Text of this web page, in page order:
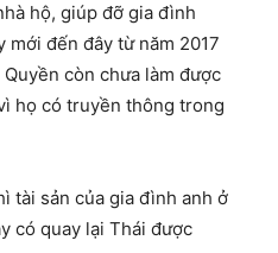
hộ, giúp đỡ gia đình
mới đến đây từ năm 2017
còn chưa làm được
họ có truyền thông trong
tài sản của gia đình anh ở
có quay lại Thái được